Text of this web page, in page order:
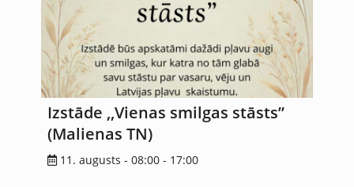
Izstāde ,,Vienas smilgas stāsts”
(Malienas TN)
11. augusts - 08:00 - 17:00